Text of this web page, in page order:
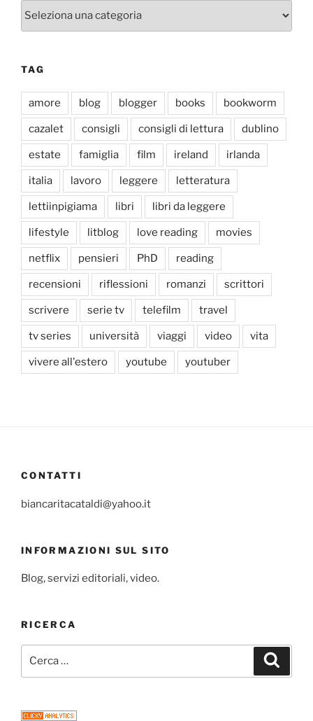
Categorie
TAG
amore blog blogger books bookworm
cazalet consigli consigli di lettura dublino
estate famiglia film ireland irlanda
italia lavoro leggere letteratura
lettiinpigiama libri libri da leggere
lifestyle litblog love reading movies
netflix pensieri PhD reading
recensioni riflessioni romanzi scrittori
scrivere serie tv telefilm travel
tv series università viaggi video vita
vivere all'estero youtube youtuber
CONTATTI
biancaritacataldi@yahoo.it
INFORMAZIONI SUL SITO
Blog, servizi editoriali, video.
RICERCA